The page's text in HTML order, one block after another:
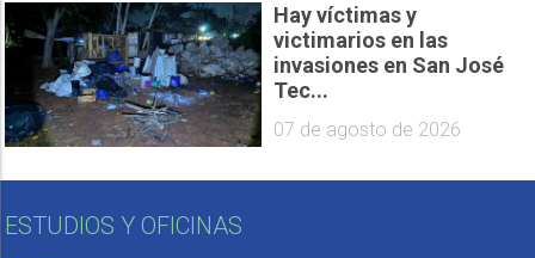
Hay víctimas y
victimarios en las
invasiones en San José
Tec...
07 de agosto de 2026
ESTUDIOS Y OFICINAS